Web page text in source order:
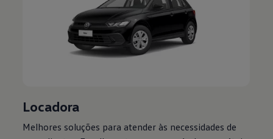
Locadora
Melhores soluções para atender às necessidades de